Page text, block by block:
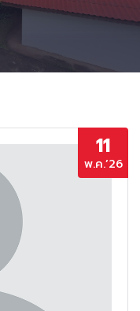
11
พ.ค.’26